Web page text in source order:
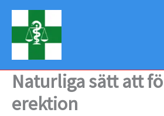
Hoppa
innehåll
Naturliga sätt att
erektion